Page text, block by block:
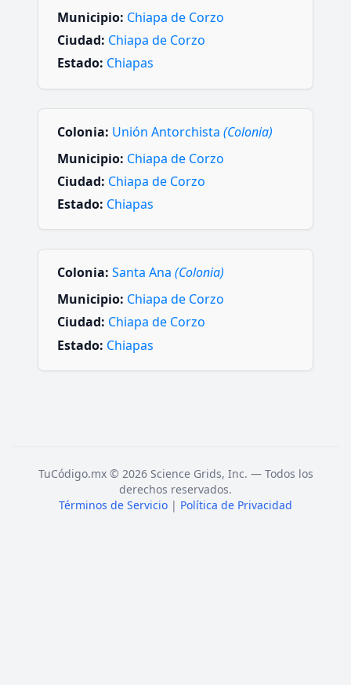
Municipio: Chiapa de Corzo
Ciudad: Chiapa de Corzo
Estado: Chiapas
Colonia: Unión Antorchista (Colonia)
Municipio: Chiapa de Corzo
Ciudad: Chiapa de Corzo
Estado: Chiapas
Colonia: Santa Ana (Colonia)
Municipio: Chiapa de Corzo
Ciudad: Chiapa de Corzo
Estado: Chiapas
TuCódigo.mx © 2026 Science Grids, Inc. — Todos los
derechos reservados.
Términos de Servicio | Política de Privacidad